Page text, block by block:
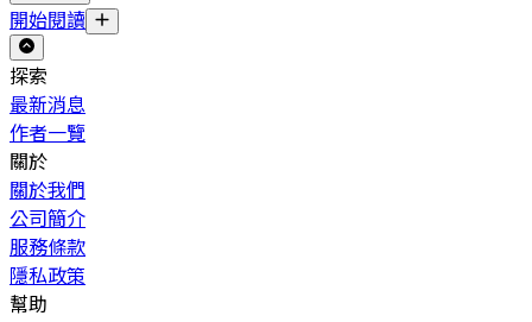
開始閱讀
探索
最新消息
作者一覽
關於
關於我們
公司簡介
服務條款
隱私政策
幫助